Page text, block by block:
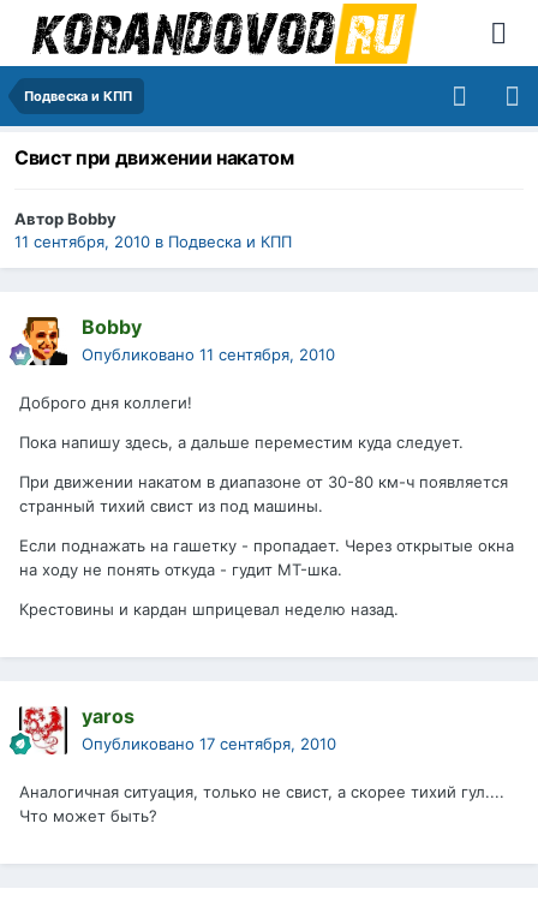
Подвеска и КПП
Свист при движении накатом
АвторBobby
11 сентября, 2010 в Подвеска и КПП
Bobby
Опубликовано 11 сентября, 2010
Доброго дня коллеги!
Пока напишу здесь, а дальше переместим куда следует.
При движении накатом в диапазоне от 30-80 км-ч появляется
странный тихий свист из под машины.
Если поднажать на гашетку - пропадает. Через открытые окна
на ходу не понять откуда - гудит MT-шка.
Крестовины и кардан шприцевал неделю назад.
yaros
Опубликовано 17 сентября, 2010
Аналогичная ситуация, только не свист, а скорее тихий гул....
Что может быть?